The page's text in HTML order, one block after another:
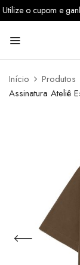
Utilize o cupom e
Início Produtos
Assinatura Ateliê